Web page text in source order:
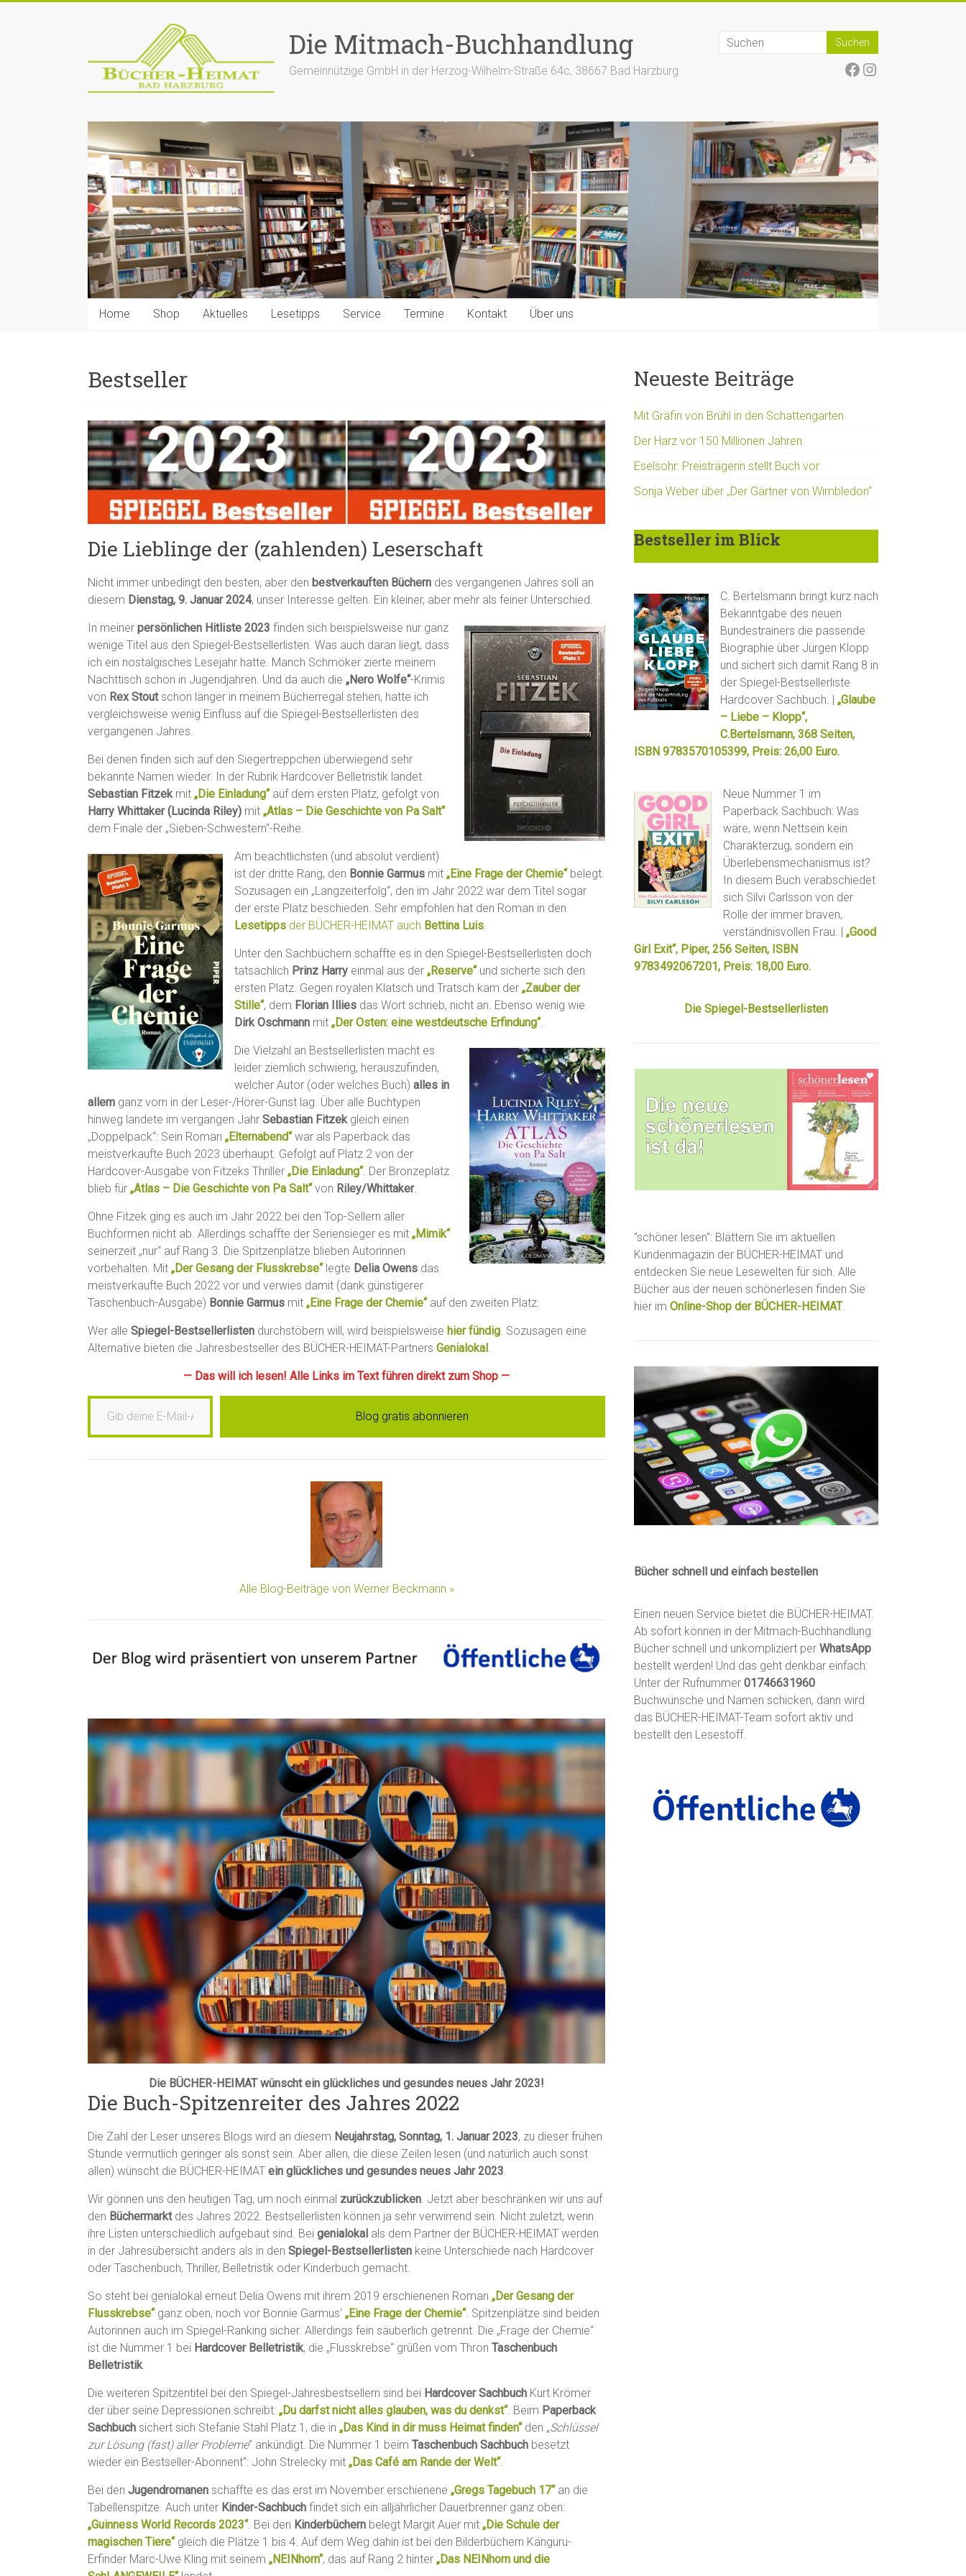
Die Mitmach-Buchhandlung
Gemeinnützige GmbH in der Herzog-Wilhelm-Straße 64c, 38667 Bad Harzburg Facebook
Instagram
Home Shop Aktuelles Lesetipps Service Termine Kontakt Über uns
Bestseller
Die Lieblinge der (zahlenden) Leserschaft
Nicht immer unbedingt den besten, aber den bestverkauften Büchern des vergangenen Jahres soll an
diesem Dienstag, 9. Januar 2024, unser Interesse gelten. Ein kleiner, aber mehr als feiner Unterschied.
In meiner persönlichen Hitliste 2023 finden sich beispielsweise nur ganz
wenige Titel aus den Spiegel-Bestsellerlisten. Was auch daran liegt, dass
ich ein nostalgisches Lesejahr hatte. Manch Schmöker zierte meinem
Nachttisch schon in Jugendjahren. Und da auch die „Nero Wolfe“-Krimis
von Rex Stoutschon länger in meinem Bücherregal stehen, hatte ich
vergleichsweise wenig Einfluss auf die Spiegel-Bestsellerlisten des
vergangenen Jahres.
Bei denen finden sich auf den Siegertreppchen überwiegend sehr
bekannte Namen wieder. In der Rubrik Hardcover Belletristik landet
Sebastian Fitzekmit „Die Einladung“auf dem ersten Platz, gefolgt von
Harry Whittaker (Lucinda Riley) mit „Atlas – Die Geschichte von Pa Salt“
dem Finale der „Sieben-Schwestern“-Reihe.
Am beachtlichsten (und absolut verdient)
ist der dritte Rang, den Bonnie Garmus mit „Eine Frage der Chemie“belegt.
Sozusagen ein „Langzeiterfolg“, den im Jahr 2022 war dem Titel sogar
der erste Platz beschieden. Sehr empfohlen hat den Roman in den
Lesetipps der BÜCHER-HEIMAT auch Bettina Luis.
Unter den Sachbüchern schaffte es in den Spiegel-Bestsellerlisten doch
tatsächlich Prinz Harry einmal aus der „Reserve“und sicherte sich den
ersten Platz. Gegen royalen Klatsch und Tratsch kam der „Zauber der
Stille“, dem Florian Illies das Wort schrieb, nicht an. Ebenso wenig wie
Dirk Oschmann mit „Der Osten: eine westdeutsche Erfindung“.
Die Vielzahl an Bestsellerlisten macht es
leider ziemlich schwierig, herauszufinden,
welcher Autor (oder welches Buch) alles in
allem ganz vorn in der Leser-/Hörer-Gunst lag. Über alle Buchtypen
hinweg landete im vergangen Jahr Sebastian Fitzekgleich einen
„Doppelpack“: Sein Roman „Elternabend“war als Paperback das
meistverkaufte Buch 2023 überhaupt. Gefolgt auf Platz 2 von der
Hardcover-Ausgabe von Fitzeks Thriller „Die Einladung“. Der Bronzeplatz
blieb für „Atlas – Die Geschichte von Pa Salt“von Riley/Whittaker.
Ohne Fitzek ging es auch im Jahr 2022 bei den Top-Sellern aller
Buchformen nicht ab. Allerdings schaffte der Seriensieger es mit „Mimik“
seinerzeit „nur“ auf Rang 3. Die Spitzenplätze blieben Autorinnen
vorbehalten. Mit „Der Gesang der Flusskrebse“legte Delia Owens das
meistverkaufte Buch 2022 vor und verwies damit (dank günstigerer
Taschenbuch-Ausgabe) Bonnie Garmus mit „Eine Frage der Chemie“auf den zweiten Platz.
Wer alle Spiegel-Bestsellerlisten durchstöbern will, wird beispielsweise hier fündig. Sozusagen eine
Alternative bieten die Jahresbestseller des BÜCHER-HEIMAT-Partners Genialokal.
— Das will ich lesen! Alle Links im Text führen direkt zum Shop —
Gib deine E-Mail-Adresse ein …
Blog gratis abonnieren
Alle Blog-Beiträge von Werner Beckmann »
Die BÜCHER-HEIMAT wünscht ein glückliches und gesundes neues Jahr 2023!
Die Buch-Spitzenreiter des Jahres 2022
Die Zahl der Leser unseres Blogs wird an diesem Neujahrstag, Sonntag, 1. Januar 2023, zu dieser frühen
Stunde vermutlich geringer als sonst sein. Aber allen, die diese Zeilen lesen (und natürlich auch sonst
allen) wünscht die BÜCHER-HEIMAT ein glückliches und gesundes neues Jahr 2023.
Wir gönnen uns den heutigen Tag, um noch einmal zurückzublicken. Jetzt aber beschränken wir uns auf
den Büchermarktdes Jahres 2022. Bestsellerlisten können ja sehr verwirrend sein. Nicht zuletzt, wenn
ihre Listen unterschiedlich aufgebaut sind. Bei genialokal als dem Partner der BÜCHER-HEIMAT werden
in der Jahresübersicht anders als in den Spiegel-Bestsellerlisten keine Unterschiede nach Hardcover
oder Taschenbuch, Thriller, Belletristik oder Kinderbuch gemacht.
So steht bei genialokal erneut Delia Owens mit ihrem 2019 erschienenen Roman „Der Gesang der
Flusskrebse“ganz oben, noch vor Bonnie Garmus‘ „Eine Frage der Chemie“. Spitzenplätze sind beiden
Autorinnen auch im Spiegel-Ranking sicher. Allerdings fein säuberlich getrennt. Die „Frage der Chemie“
ist die Nummer 1 bei Hardcover Belletristik, die „Flusskrebse“ grüßen vom Thron Taschenbuch
Belletristik.
Die weiteren Spitzentitel bei den Spiegel-Jahresbestsellern sind bei Hardcover Sachbuch Kurt Krömer
der über seine Depressionen schreibt: „Du darfst nicht alles glauben, was du denkst“. Beim Paperback
Sachbuch sichert sich Stefanie Stahl Platz 1, die in „Das Kind in dir muss Heimat finden“den „Schlüssel
zur Lösung (fast) aller Probleme“ ankündigt. Die Nummer 1 beim Taschenbuch Sachbuch besetzt
wieder ein Bestseller-Abonnent“: John Strelecky mit „Das Café am Rande der Welt“.
Bei den Jugendromanen schaffte es das erst im November erschienene „Gregs Tagebuch 17“an die
Tabellenspitze. Auch unter Kinder-Sachbuch findet sich ein alljährlicher Dauerbrenner ganz oben:
„Guinness World Records 2023“. Bei den Kinderbüchern belegt Margit Auer mit „Die Schule der
magischen Tiere“gleich die Plätze 1 bis 4. Auf dem Weg dahin ist bei den Bilderbüchern Känguru-
Erfinder Marc-Uwe Kling mit seinem „NEINhorn“, das auf Rang 2 hinter „Das NEINhorn und die
Neueste Beiträge
Mit Gräfin von Brühl in den Schattengarten
Der Harz vor 150 Millionen Jahren
Eselsohr: Preisträgerin stellt Buch vor
Sonja Weber über „Der Gärtner von Wimbledon“
Bestseller im Blick
C. Bertelsmann bringt kurz nach
Bekanntgabe des neuen
Bundestrainers die passende
Biographie über Jürgen Klopp
und sichert sich damit Rang 8 in
der Spiegel-Bestsellerliste
Hardcover Sachbuch. |„Glaube
– Liebe – Klopp“,
C.Bertelsmann, 368 Seiten,
ISBN 9783570105399, Preis: 26,00 Euro.
Neue Nummer 1 im
Paperback Sachbuch: Was
wäre, wenn Nettsein kein
Charakterzug, sondern ein
Überlebensmechanismus ist?
In diesem Buch verabschiedet
sich Silvi Carlsson von der
Rolle der immer braven,
verständnisvollen Frau. |„Good
Girl Exit“, Piper, 256 Seiten, ISBN
9783492067201, Preis: 18,00 Euro.
Die Spiegel-Bestsellerlisten
"schöner lesen": Blättern Sie im aktuellen
Kundenmagazin der BÜCHER-HEIMAT und
entdecken Sie neue Lesewelten für sich. Alle
Bücher aus der neuen schönerlesen finden Sie
hier imOnline-Shop der BÜCHER-HEIMAT.
Bücher schnell und einfach bestellen
Einen neuen Service bietet die BÜCHER-HEIMAT.
Ab sofort können in der Mitmach-Buchhandlung
Bücher schnell und unkompliziert perWhatsApp
bestellt werden! Und das geht denkbar einfach:
Unter der Rufnummer01746631960
Buchwünsche und Namen schicken, dann wird
das BÜCHER-HEIMAT-Team sofort aktiv und
bestellt den Lesestoff.